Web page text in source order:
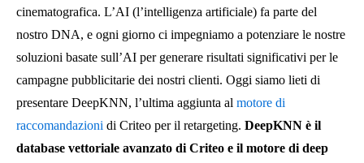
cinematografica. L’AI (l’intelligenza artificiale) fa parte del
nostro DNA, e ogni giorno ci impegniamo a potenziare le nostre
soluzioni basate sull’AI per generare risultati significativi per le
campagne pubblicitarie dei nostri clienti. Oggi siamo lieti di
presentare DeepKNN, l’ultima aggiunta al motore di
raccomandazioni di Criteo per il retargeting. DeepKNN è il
database vettoriale avanzato di Criteo e il motore di deep